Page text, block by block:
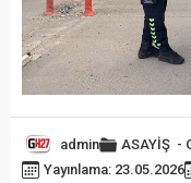
admin ASAYİŞ -
Yayınlama: 23.05.2026